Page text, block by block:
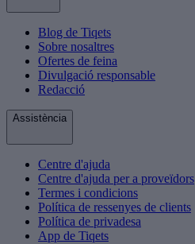
Blog de Tiqets
Sobre nosaltres
Ofertes de feina
Divulgació responsable
Redacció
Assistència
Centre d'ajuda
Centre d'ajuda per a proveïdors
Termes i condicions
Política de ressenyes de clients
Política de privadesa
App de Tiqets